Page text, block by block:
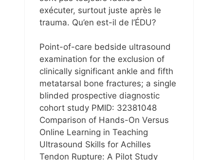
exécuter, surtout juste après le
trauma. Qu’en est-il de l’ÉDU?
Point-of-care bedside ultrasound
examination for the exclusion of
clinically significant ankle and fifth
metatarsal bone fractures; a single
blinded prospective diagnostic
cohort study PMID: 32381048
Comparison of Hands-On Versus
Online Learning in Teaching
Ultrasound Skills for Achilles
Tendon Rupture: A Pilot Study